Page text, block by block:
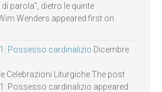
parola”, dietro le quinte
Wenders appeared first on
Possesso cardinalizio Dicembre
Celebrazioni Liturgiche The post
Possesso cardinalizio appeared